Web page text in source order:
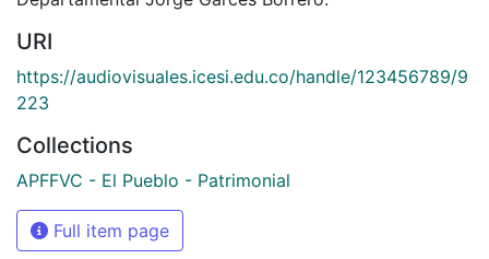
URI
https://audiovisuales.icesi.edu.co/handle/123456789/9
223
Collections
APFFVC - El Pueblo - Patrimonial
Full item page